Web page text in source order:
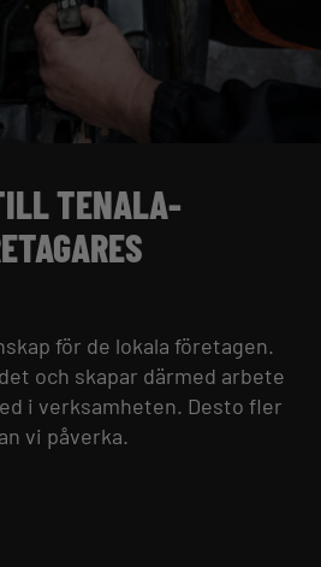
TENALA-
för de lokala företagen.
och skapar därmed arbete
i verksamheten. Desto fler
vi påverka.